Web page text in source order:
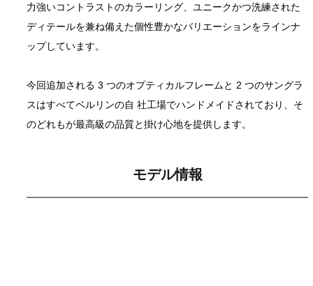
力強いコントラストのカラーリング、ユニークかつ洗練された
ディテールを兼ね備えた個性豊かなバリエーションをラインナ
ップしています。
今回追加される 3 つのオプティカルフレームと 2 つのサングラ
スはすべてベルリンの自 社工場でハンドメイドされており、そ
のどれもが最高級の品質と掛け心地を提供します。
モデル情報